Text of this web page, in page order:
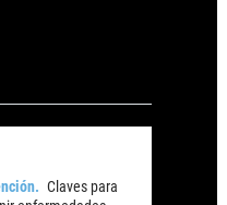
Claves para